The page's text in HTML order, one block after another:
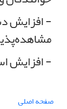
- افزایش
- افزایش
صفحه اصلی